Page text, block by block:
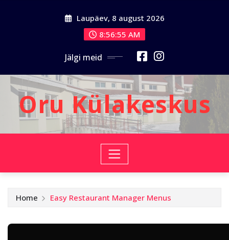
Laupäev, 8 august 2026
8:56:55 AM
Jälgi meid
Oru Külakeskus
Home Easy Restaurant Manager Menus